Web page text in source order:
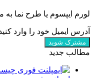
لورم ایپسوم یا طرح‌ نما به
آدرس ایمیل خود را وارد
مطالب جدید